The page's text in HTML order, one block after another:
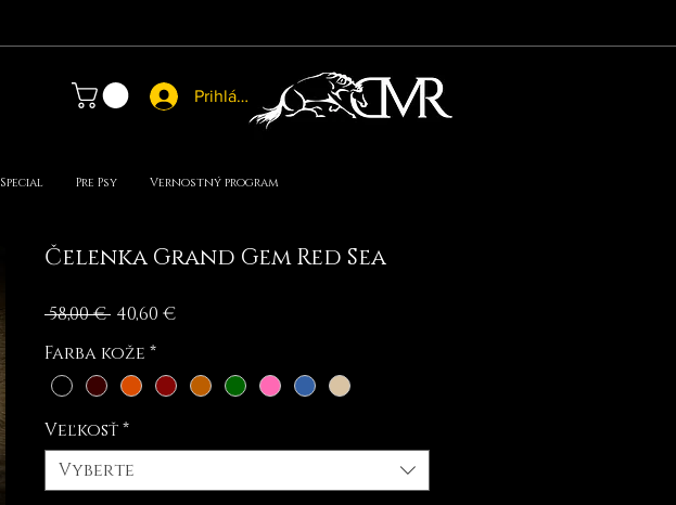
Prihlásiť sa
Special Pre Psy Vernostný program
Čelenka Grand Gem Red Sea
58,00 € Normálna
40,60 €Zľavnená
Farba kože *
Veľkosť*
Vyberte